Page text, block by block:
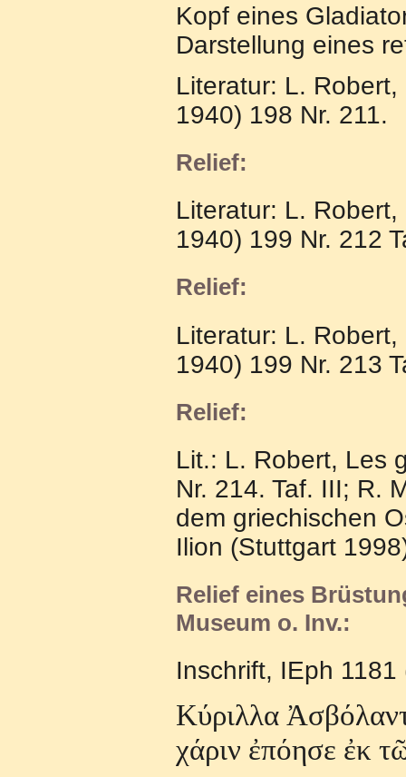
Kopf eines
Darstellung eines
Literatur: L.
1940) 198 Nr. 211.
Relief:
Literatur: L.
1940) 199 Nr. 212
Relief:
Literatur: L.
1940) 199 Nr. 213
Relief:
Lit.: L. Robert, Les
Nr. 214. Taf. III; R.
dem griechischen
Ilion (Stuttgart
Relief eines
Museum o. Inv.:
Inschrift, IEph 1181
Κύριλλα
χάριν ἐπόησε ἐκ τ